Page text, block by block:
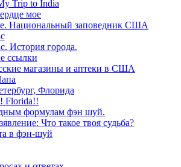
Trip to India
мое
Национальный заповедник США
История города.
ссылки
магазины и аптеки в США
Флорида
Florida!!
формулам фэн шуй.
Что такое твоя судьба?
в фэн-шуй